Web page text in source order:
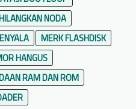
NODA
MERK FLASHDISK
HANGUS
RAM DAN ROM